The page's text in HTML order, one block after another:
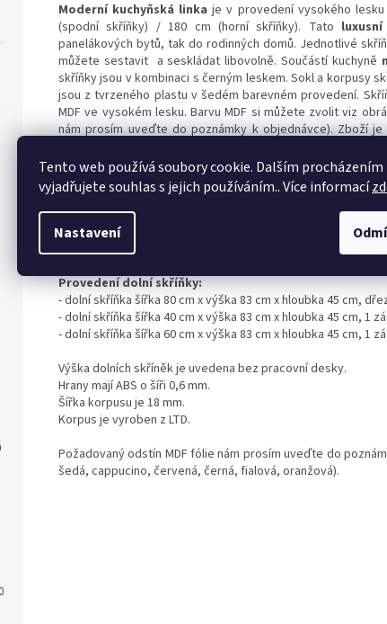
Tento web používá soubory cookie. Dalším
vyjadřujete souhlas s jejich používáním.. Více informací
Nastavení
Moderní kuchyňská linka je v provedení vysokého
(spodní skříňky) / 180 cm (horní skříňky). Tato
panelákových bytů, tak do rodinných domů. Jednotlivé
můžete sestavit a seskládat libovolně. Součástí kuchyně
skříňky jsou v kombinaci s černým leskem. Sokl a korpusy
jsou z tvrzeného plastu v šedém barevném provedení.
MDF ve vysokém lesku. Barvu MDF si můžete zvolit viz
nám prosím uveďte do poznámky k objednávce). Zboží
Doporučujeme celoplošný univerzální dřez z naší nabídky.
Provedení horní skříňky:
- horní skříňka šířka 80 cm x výška 58 cm x hloubka 30 cm,
- horní skříňka šířka 40 cm x výška 58 cm x hloubka 30 cm, s
- horní skříňka šířka 60 cm x výška 58 cm x hloubka 30 cm, s
Provedení dolní skříňky:
- dolní skříňka šířka 80 cm x výška 83 cm x hloubka 45 cm,
- dolní skříňka šířka 40 cm x výška 83 cm x hloubka 45 cm, 1
- dolní skříňka šířka 60 cm x výška 83 cm x hloubka 45 cm, 1
Výška dolních skříněk je uvedena bez pracovní desky.
Hrany mají ABS o šíři 0,6 mm.
Šířka korpusu je 18 mm.
Korpus je vyroben z LTD.
Požadovaný odstín MDF fólie nám prosím uveďte do
šedá, cappucino, červená, černá, fialová, oranžová).